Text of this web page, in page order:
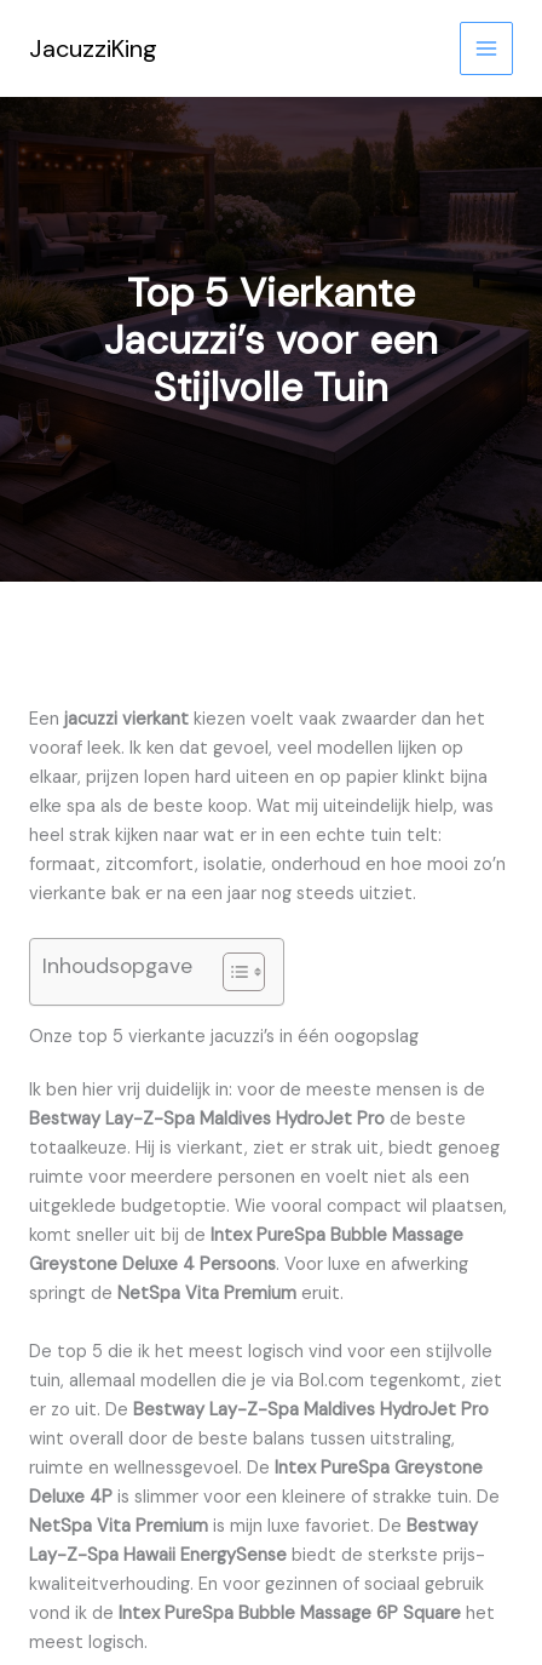
inhoud
JacuzziKing
Top 5 Vierkante
Jacuzzi’s voor een
Stijlvolle Tuin
Een jacuzzi vierkant kiezen voelt vaak zwaarder dan het
vooraf leek. Ik ken dat gevoel, veel modellen lijken op
elkaar, prijzen lopen hard uiteen en op papier klinkt bijna
elke spa als de beste koop. Wat mij uiteindelijk hielp, was
heel strak kijken naar wat er in een echte tuin telt:
formaat, zitcomfort, isolatie, onderhoud en hoe mooi zo’n
vierkante bak er na een jaar nog steeds uitziet.
Inhoudsopgave
Onze top 5 vierkante jacuzzi’s in één oogopslag
Ik ben hier vrij duidelijk in: voor de meeste mensen is de
Bestway Lay-Z-Spa Maldives HydroJet Pro de beste
totaalkeuze. Hij is vierkant, ziet er strak uit, biedt genoeg
ruimte voor meerdere personen en voelt niet als een
uitgeklede budgetoptie. Wie vooral compact wil plaatsen,
komt sneller uit bij de Intex PureSpa Bubble Massage
Greystone Deluxe 4 Persoons. Voor luxe en afwerking
springt de NetSpa Vita Premium eruit.
De top 5 die ik het meest logisch vind voor een stijlvolle
tuin, allemaal modellen die je via Bol.com tegenkomt, ziet
er zo uit. De Bestway Lay-Z-Spa Maldives HydroJet Pro
wint overall door de beste balans tussen uitstraling,
ruimte en wellnessgevoel. De Intex PureSpa Greystone
Deluxe 4P is slimmer voor een kleinere of strakke tuin. De
NetSpa Vita Premium is mijn luxe favoriet. De Bestway
Lay-Z-Spa Hawaii EnergySense biedt de sterkste prijs-
kwaliteitverhouding. En voor gezinnen of sociaal gebruik
vond ik de Intex PureSpa Bubble Massage 6P Square het
meest logisch.